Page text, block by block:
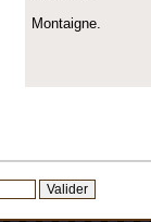
Montaigne.